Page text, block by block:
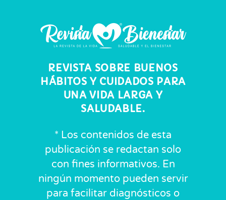
REVISTA SOBRE BUENOS
HÁBITOS Y CUIDADOS PARA
UNA VIDA LARGA Y
SALUDABLE.
* Los contenidos de esta
publicación se redactan solo
con fines informativos. En
ningún momento pueden servir
para facilitar diagnósticos o